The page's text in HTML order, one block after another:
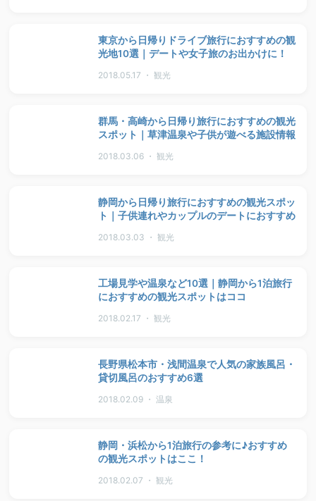
東京から日帰りドライブ旅行におすすめの観
光地10選｜デートや女子旅のお出かけに！
2018.05.17 ・ 観光
群馬・高崎から日帰り旅行におすすめの観光
スポット｜草津温泉や子供が遊べる施設情報
2018.03.06 ・ 観光
静岡から日帰り旅行におすすめの観光スポッ
ト｜子供連れやカップルのデートにおすすめ
2018.03.03 ・ 観光
工場見学や温泉など10選｜静岡から1泊旅行
におすすめの観光スポットはココ
2018.02.17 ・ 観光
長野県松本市・浅間温泉で人気の家族風呂・
貸切風呂のおすすめ6選
2018.02.09 ・ 温泉
静岡・浜松から1泊旅行の参考に♪おすすめ
の観光スポットはここ！
2018.02.07 ・ 観光